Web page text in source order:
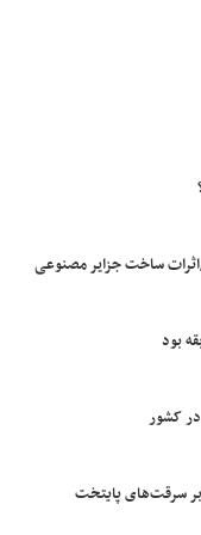
ساخت جزایر مصنوعی
بود
کشور